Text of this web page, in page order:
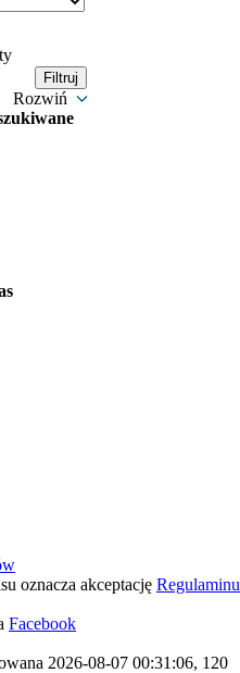
Rozwiń
oznacza akceptację Regulaminu
Facebook
2026-08-07 00:31:06, 120